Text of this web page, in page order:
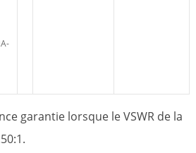
garantie lorsque le VSWR de la